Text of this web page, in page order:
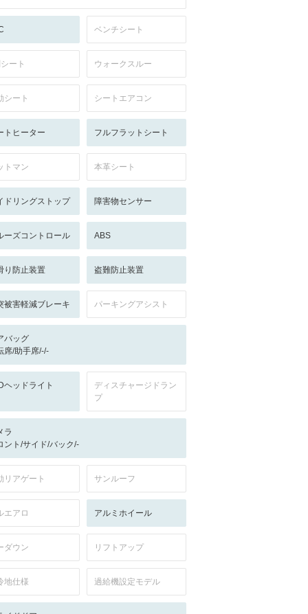
ベンチシート
ート ウォークスルー
シート シートエアコン
トヒーター フルフラットシート
トマン 本革シート
ドリングストップ 障害物センサー
ーズコントロール ABS
り防止装置 盗難防止装置
被害軽減ブレーキ パーキングアシスト
バッグ
席/助手席/-/-
ヘッドライト
ディスチャージドラン
プ
ラ
ント/サイド/バック/-
リアゲート サンルーフ
エアロ アルミホイール
ダウン リフトアップ
地仕様 過給機設定モデル